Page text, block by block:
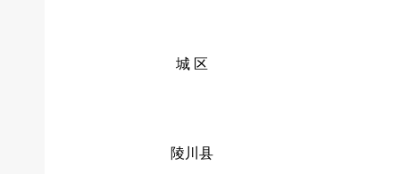
城 区
陵川县